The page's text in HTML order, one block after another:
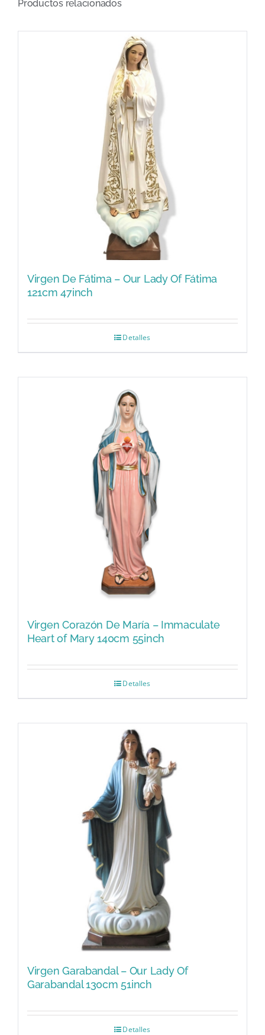
Productos relacionados
Virgen De Fátima – Our Lady Of Fátima
121cm 47inch
Detalles
Virgen Corazón De María – Immaculate
Heart of Mary 140cm 55inch
Detalles
Virgen Garabandal – Our Lady Of
Garabandal 130cm 51inch
Detalles